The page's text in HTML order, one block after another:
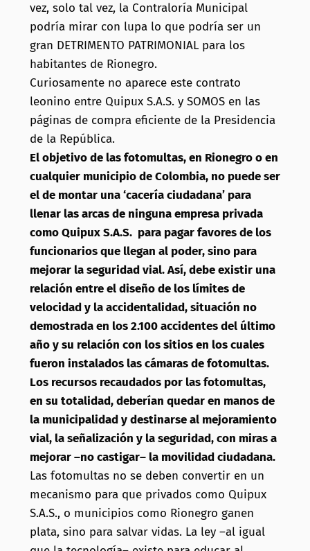
vez, solo tal vez, la Contraloría Municipal
podría mirar con lupa lo que podría ser un
gran DETRIMENTO PATRIMONIAL para los
habitantes de Rionegro.
Curiosamente no aparece este contrato
leonino entre Quipux S.A.S. y SOMOS en las
páginas de compra eficiente de la Presidencia
de la República.
El objetivo de las fotomultas, en Rionegro o en
cualquier municipio de Colombia, no puede ser
el de montar una ‘cacería ciudadana’ para
llenar las arcas de ninguna empresa privada
como Quipux S.A.S. para pagar favores de los
funcionarios que llegan al poder, sino para
mejorar la seguridad vial. Así, debe existir una
relación entre el diseño de los límites de
velocidad y la accidentalidad, situación no
demostrada en los 2.100 accidentes del último
año y su relación con los sitios en los cuales
fueron instalados las cámaras de fotomultas.
Los recursos recaudados por las fotomultas,
en su totalidad, deberían quedar en manos de
la municipalidad y destinarse al mejoramiento
vial, la señalización y la seguridad, con miras a
mejorar –no castigar– la movilidad ciudadana.
Las fotomultas no se deben convertir en un
mecanismo para que privados como Quipux
S.A.S., o municipios como Rionegro ganen
plata, sino para salvar vidas. La ley –al igual